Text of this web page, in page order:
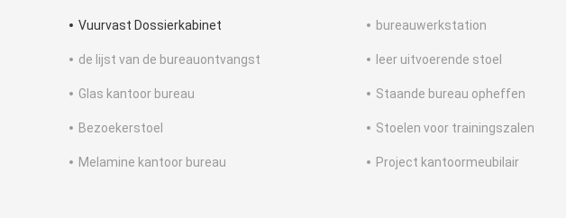
Vuurvast Dossierkabinet bureauwerkstation
de lijst van de bureauontvangst leer uitvoerende stoel
Glas kantoor bureau Staande bureau opheffen
Bezoekerstoel Stoelen voor trainingszalen
Melamine kantoor bureau Project kantoormeubilair